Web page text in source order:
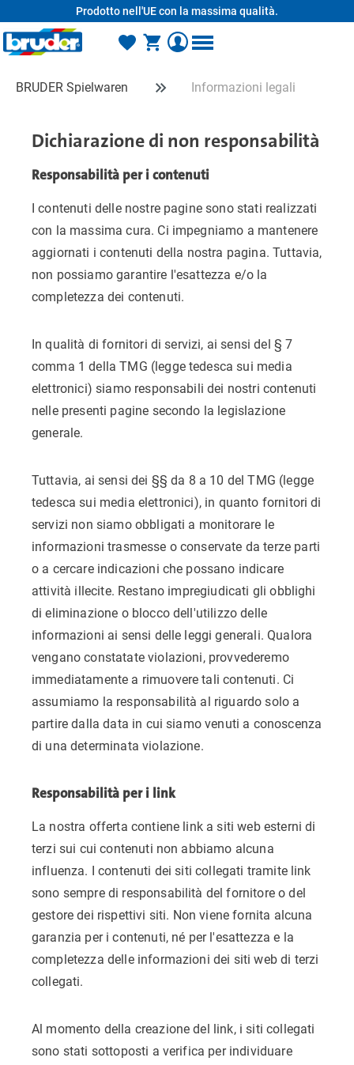
Prodotto nell'UE con la massima qualità.
BRUDER Spielwaren Informazioni legali
Dichiarazione di non responsabilità
Responsabilità per i contenuti
I contenuti delle nostre pagine sono stati realizzati
con la massima cura. Ci impegniamo a mantenere
aggiornati i contenuti della nostra pagina. Tuttavia,
non possiamo garantire l'esattezza e/o la
completezza dei contenuti.
In qualità di fornitori di servizi, ai sensi del § 7
comma 1 della TMG (legge tedesca sui media
elettronici) siamo responsabili dei nostri contenuti
nelle presenti pagine secondo la legislazione
generale.
Tuttavia, ai sensi dei §§ da 8 a 10 del TMG (legge
tedesca sui media elettronici), in quanto fornitori di
servizi non siamo obbligati a monitorare le
informazioni trasmesse o conservate da terze parti
o a cercare indicazioni che possano indicare
attività illecite. Restano impregiudicati gli obblighi
di eliminazione o blocco dell'utilizzo delle
informazioni ai sensi delle leggi generali. Qualora
vengano constatate violazioni, provvederemo
immediatamente a rimuovere tali contenuti. Ci
assumiamo la responsabilità al riguardo solo a
partire dalla data in cui siamo venuti a conoscenza
di una determinata violazione.
Responsabilità per i link
La nostra offerta contiene link a siti web esterni di
terzi sui cui contenuti non abbiamo alcuna
influenza. I contenuti dei siti collegati tramite link
sono sempre di responsabilità del fornitore o del
gestore dei rispettivi siti. Non viene fornita alcuna
garanzia per i contenuti, né per l'esattezza e la
completezza delle informazioni dei siti web di terzi
collegati.
Al momento della creazione del link, i siti collegati
sono stati sottoposti a verifica per individuare